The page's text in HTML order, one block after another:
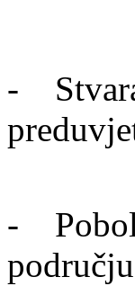
-
-